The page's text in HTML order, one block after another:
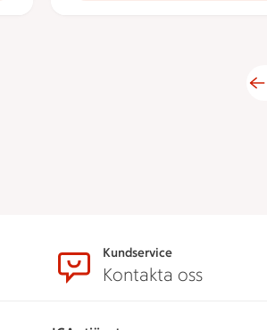
Kundservice
Kontakta oss